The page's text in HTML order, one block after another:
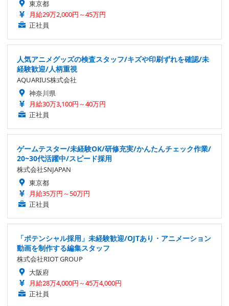
東京都
月給29万2,000円～45万円
正社員
人気アニメグッズの検査スタッフ/キズや印刷ずれを確認/未
経験歓迎/人柄重視
AQUARIUS株式会社
神奈川県
月給30万3,100円～40万円
正社員
ゲームテスター/未経験OK/研修充実/かんたんチェック作業/
20~30代活躍中/スピード採用
株式会社SNJAPAN
東京都
月給35万円～50万円
正社員
「ポテンシャル採用」未経験歓迎/OJTあり・アニメーション
動画を制作する編集スタッフ
株式会社RIOT GROUP
大阪府
月給28万4,000円～45万4,000円
正社員